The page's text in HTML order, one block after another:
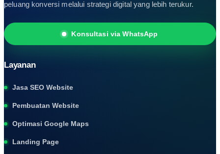
peluang konversi melalui strategi digital yang lebih terukur.
Konsultasi via WhatsApp
Layanan
Jasa SEO Website
Pembuatan Website
Optimasi Google Maps
Landing Page